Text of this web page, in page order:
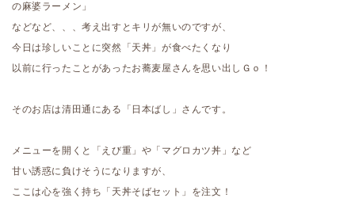
の麻婆ラーメン」
などなど、、、考え出すとキリが無いのですが、
今日は珍しいことに突然「天丼」が食べたくなり
以前に行ったことがあったお蕎麦屋さんを思い出しＧｏ！
そのお店は清田通にある「日本ばし」さんです。
メニューを開くと「えび重」や「マグロカツ丼」など
甘い誘惑に負けそうになりますが、
ここは心を強く持ち「天丼そばセット」を注文！